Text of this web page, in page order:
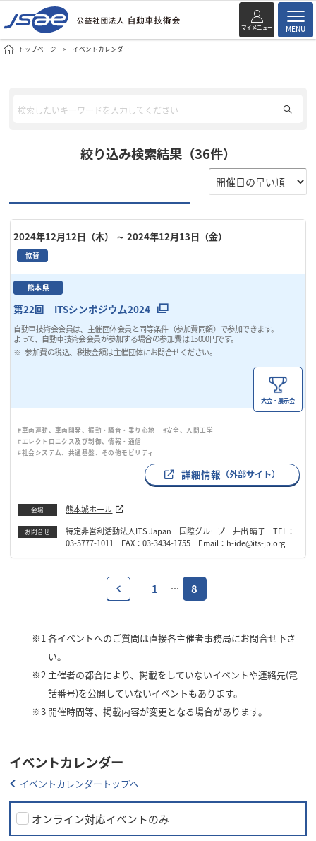
マイメニュー MENU
トップページ イベントカレンダー
絞り込み検索結果（36件）
2024年12月12日（木） ～ 2024年12月13日（金）
協賛
熊本県
第22回 ITSシンポジウム2024
自動車技術会会員は、主催団体会員と同等条件（参加費同額）で参加できます。
よって、自動車技術会会員が参加する場合の参加費は 15000円です。
参加費の税込、税抜金額は主催団体にお問合せください。
大会・展示会
#車両運動、車両開発、振動・騒音・乗り心地
#安全、人間工学
#エレクトロニクス及び制御、情報・通信
#社会システム、共通基盤、その他モビリティ
詳細情報 （外部サイト）
会場 熊本城ホール
お問合せ
特定非営利活動法人ITS Japan 国際グループ 井出 晴子 TEL：
03-5777-1011 FAX：03-3434-1755 Email：h-ide@its-jp.org
1 … 8
※1 各イベントへのご質問は直接各主催者事務局にお問合せ下さ
い。
※2 主催者の都合により、掲載をしていないイベントや連絡先(電
話番号)を公開していないイベントもあります。
※3 開催時間等、掲載内容が変更となる場合があります。
イベントカレンダー
イベントカレンダートップへ
オンライン対応イベントのみ